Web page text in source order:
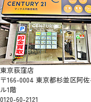
東京荻窪店
〒166-0004 東京都杉並区阿
ル1階
0120-60-2121